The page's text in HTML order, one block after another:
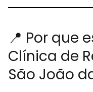
📍 Por que
Clínica de
São João